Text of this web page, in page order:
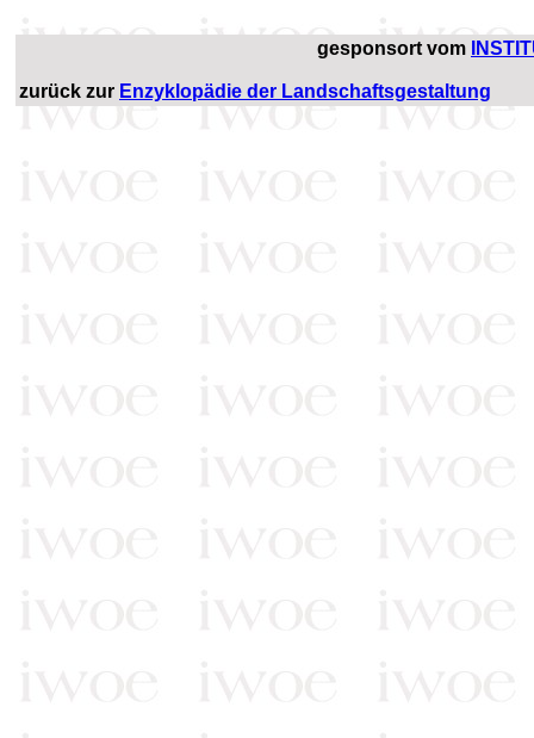
gesponsort vom
zurück zur Enzyklopädie der Landschaftsgestaltung